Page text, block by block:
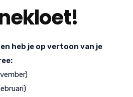
heb je op vertoon van je